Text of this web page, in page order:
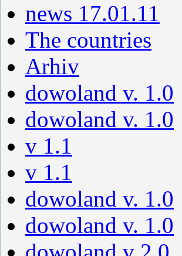
news 17.01.11
The countries
Arhiv
dowoland v. 1.0
dowoland v. 1.0
v 1.1
v 1.1
dowoland v. 1.0
dowoland v. 1.0